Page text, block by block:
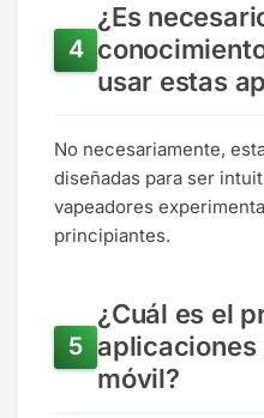
¿Es
usar estas
No necesariamente,
diseñadas para ser
vapeadores
principiantes.
¿Cuál es el
aplicaciones
móvil?